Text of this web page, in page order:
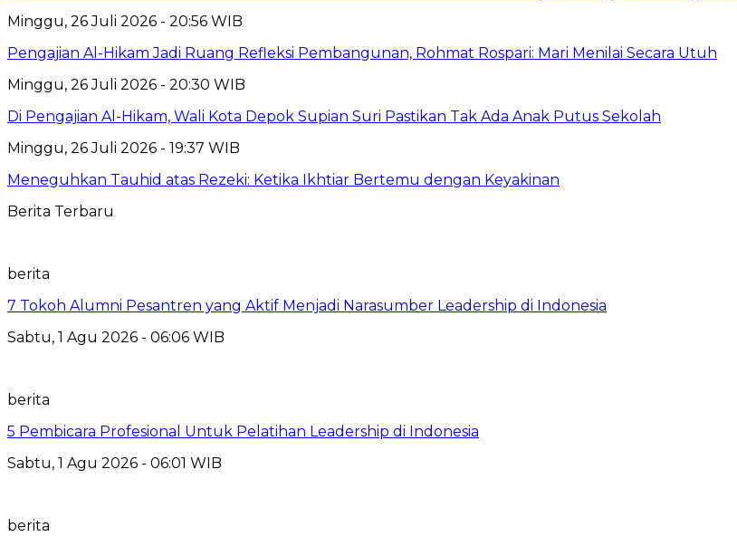
Minggu, 26 Juli 2026 - 20:56 WIB
Pengajian Al-Hikam Jadi Ruang Refleksi Pembangunan, Rohmat Rospari: Mari Menilai Secara Utuh
Minggu, 26 Juli 2026 - 20:30 WIB
Di Pengajian Al-Hikam, Wali Kota Depok Supian Suri Pastikan Tak Ada Anak Putus Sekolah
Minggu, 26 Juli 2026 - 19:37 WIB
Meneguhkan Tauhid atas Rezeki: Ketika Ikhtiar Bertemu dengan Keyakinan
Berita Terbaru
berita
7 Tokoh Alumni Pesantren yang Aktif Menjadi Narasumber Leadership di Indonesia
Sabtu, 1 Agu 2026 - 06:06 WIB
berita
5 Pembicara Profesional Untuk Pelatihan Leadership di Indonesia
Sabtu, 1 Agu 2026 - 06:01 WIB
berita